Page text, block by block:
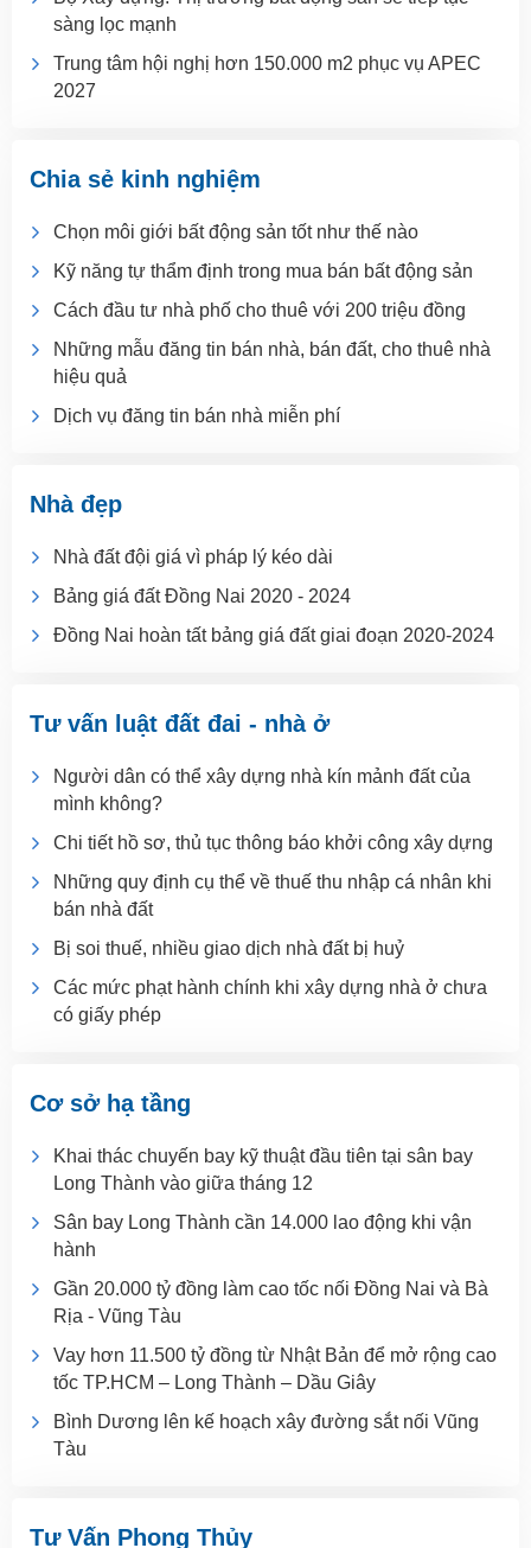
sàng lọc mạnh
Trung tâm hội nghị hơn 150.000 m2 phục vụ APEC
2027
Chia sẻ kinh nghiệm
Chọn môi giới bất động sản tốt như thế nào
Kỹ năng tự thẩm định trong mua bán bất động sản
Cách đầu tư nhà phố cho thuê với 200 triệu đồng
Những mẫu đăng tin bán nhà, bán đất, cho thuê nhà
hiệu quả
Dịch vụ đăng tin bán nhà miễn phí
Nhà đẹp
Nhà đất đội giá vì pháp lý kéo dài
Bảng giá đất Đồng Nai 2020 - 2024
Đồng Nai hoàn tất bảng giá đất giai đoạn 2020-2024
Tư vấn luật đất đai - nhà ở
Người dân có thể xây dựng nhà kín mảnh đất của
mình không?
Chi tiết hồ sơ, thủ tục thông báo khởi công xây dựng
Những quy định cụ thể về thuế thu nhập cá nhân khi
bán nhà đất
Bị soi thuế, nhiều giao dịch nhà đất bị huỷ
Các mức phạt hành chính khi xây dựng nhà ở chưa
có giấy phép
Cơ sở hạ tầng
Khai thác chuyến bay kỹ thuật đầu tiên tại sân bay
Long Thành vào giữa tháng 12
Sân bay Long Thành cần 14.000 lao động khi vận
hành
Gần 20.000 tỷ đồng làm cao tốc nối Đồng Nai và Bà
Rịa - Vũng Tàu
Vay hơn 11.500 tỷ đồng từ Nhật Bản để mở rộng cao
tốc TP.HCM – Long Thành – Dầu Giây
Bình Dương lên kế hoạch xây đường sắt nối Vũng
Tàu
Tư Vấn Phong Thủy